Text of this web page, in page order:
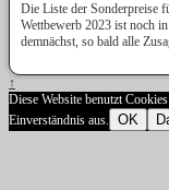
Die Liste der Sonderpreise
Wettbewerb 2023 ist noch
demnächst, so bald alle
↑
Diese Website benutzt
Einverständnis aus.
OK